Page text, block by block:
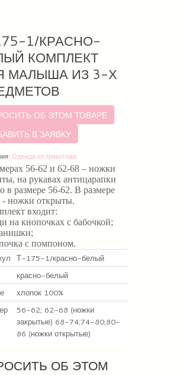
1/КРАСНО-
КОМПЛЕКТ
МАЛЫША ИЗ 3-Х
ОБ ЭТОМ ТОВАРЕ
Одежда из трикотажа
56-62 и 62-68 – ножки
на рукавах антицарапки
в размере 56-62. В размере
- ножки открыты.
входит:
на кнопочках с бабочкой;
с помпоном.
Т-175-1/красно-белый
красно-белый
хлопок 100%
56-62; 62-68 (ножки
закрытые) 68-74;74-80;80-
86 (ножки открытые)
ОБ ЭТОМ